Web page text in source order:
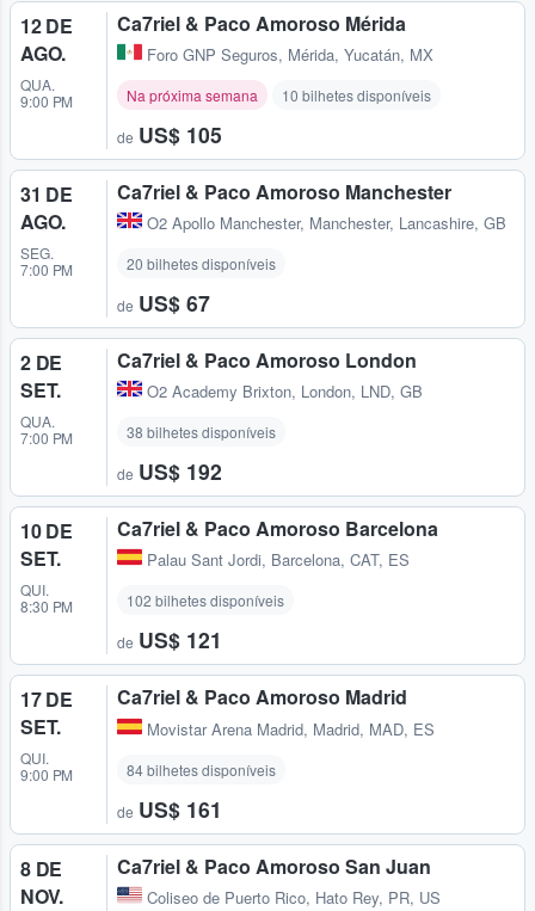
12 DE
AGO.
QUA.
9:00 PM
Ca7riel & Paco Amoroso Mérida
Foro GNP Seguros, Mérida, Yucatán, MX
Na próxima semana 10 bilhetes disponíveis
de US$ 105
31 DE
AGO.
SEG.
7:00 PM
Ca7riel & Paco Amoroso Manchester
O2 Apollo Manchester, Manchester, Lancashire, GB
20 bilhetes disponíveis
de US$ 67
2 DE
SET.
QUA.
7:00 PM
Ca7riel & Paco Amoroso London
O2 Academy Brixton, London, LND, GB
38 bilhetes disponíveis
de US$ 192
10 DE
SET.
QUI.
8:30 PM
Ca7riel & Paco Amoroso Barcelona
Palau Sant Jordi, Barcelona, CAT, ES
102 bilhetes disponíveis
de US$ 121
17 DE
SET.
QUI.
9:00 PM
Ca7riel & Paco Amoroso Madrid
Movistar Arena Madrid, Madrid, MAD, ES
84 bilhetes disponíveis
de US$ 161
8 DE
NOV.
Ca7riel & Paco Amoroso San Juan
Coliseo de Puerto Rico, Hato Rey, PR, US